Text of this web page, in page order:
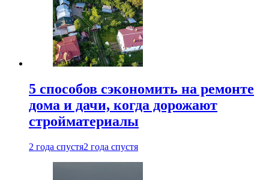
5 способов сэкономить на ремонте
дома и дачи, когда дорожают
стройматериалы
2 года спустя2 года спустя